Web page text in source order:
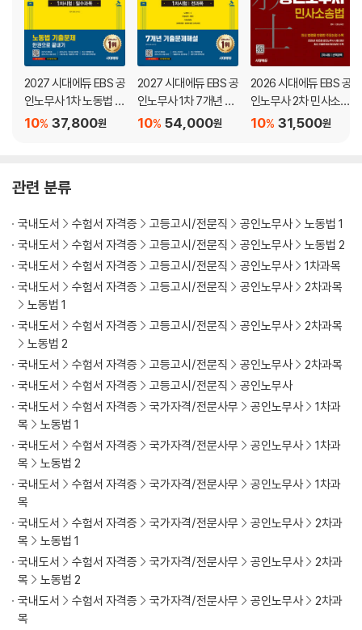
2027 시대에듀 EBS 공
인노무사 1차 노동법 기
출문제 한권으로 끝내
37,800원
10%
2027 시대에듀 EBS 공
인노무사 1차 7개년 기
출문제해설54,000원
10%
2026 시대에듀 EBS 공
인노무사 2차 민사소송
법
31,500원
10%
관련 분류
국내도서 수험서 자격증 고등고시/전문직 공인노무사
노동법 1
국내도서
수험서 자격증 고등고시/전문직 공인노무사
노동법 2
국내도서
수험서 자격증 고등고시/전문직 공인노무사
1차과목
국내도서
수험서 자격증 고등고시/전문직 공인노무사
2차과목
노동법 1
국내도서
수험서 자격증 고등고시/전문직 공인노무사
2차과목
노동법 2
국내도서
수험서 자격증 고등고시/전문직 공인노무사
2차과목
국내도서
수험서 자격증 고등고시/전문직
공인노무사
국내도서
수험서 자격증 국가자격/전문사무 공인노무사
1차과
목
노동법 1
국내도서
수험서 자격증 국가자격/전문사무 공인노무사
1차과
목
노동법 2
국내도서
수험서 자격증 국가자격/전문사무 공인노무사
1차과
목
국내도서
수험서 자격증 국가자격/전문사무 공인노무사
2차과
목
노동법 1
국내도서
수험서 자격증 국가자격/전문사무 공인노무사
2차과
목
노동법 2
국내도서
수험서 자격증 국가자격/전문사무 공인노무사
2차과
목